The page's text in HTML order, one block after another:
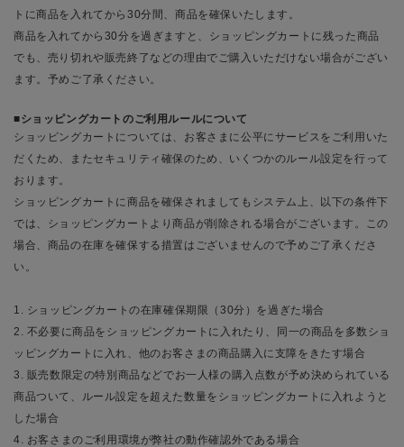
トに商品を入れてから30分間、商品を確保いたします。
商品を入れてから30分を過ぎますと、ショッピングカートに残った商品
でも、売り切れや販売終了などの理由でご購入いただけない場合がござい
ます。予めご了承ください。
ショッピングカートのご利用ルールについて
ショッピングカートについては、お客さまに公平にサービスをご利用いた
だくため、またセキュリティ確保のため、いくつかのルール設定を行って
おります。
ショッピングカートに商品を確保されましてもシステム上、以下の条件下
では、ショッピングカートより商品が削除される場合がございます。この
場合、商品の在庫を確保する措置はございませんので予めご了承くださ
い。
1. ショッピングカートの在庫確保期限（30分）を過ぎた場合
2. 不必要に商品をショッピングカートに入れたり、同一の商品を多数ショ
ッピングカートに入れ、他のお客さまの商品購入に支障をきたす場合
3. 販売数限定の特別商品などでお一人様の購入点数が予め決められている
商品ついて、ルール設定を超えた数量をショッピングカートに入れようと
した場合
4. お客さまのご利用環境が弊社の動作確認外である場合